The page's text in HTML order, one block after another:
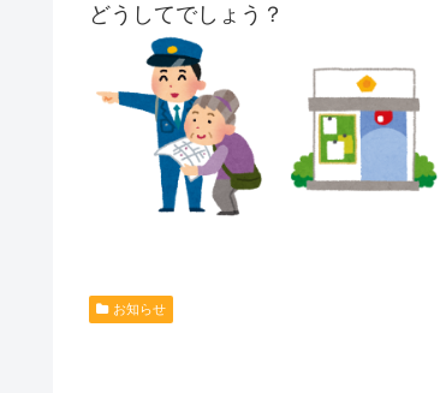
どうしてでしょう？
お知らせ